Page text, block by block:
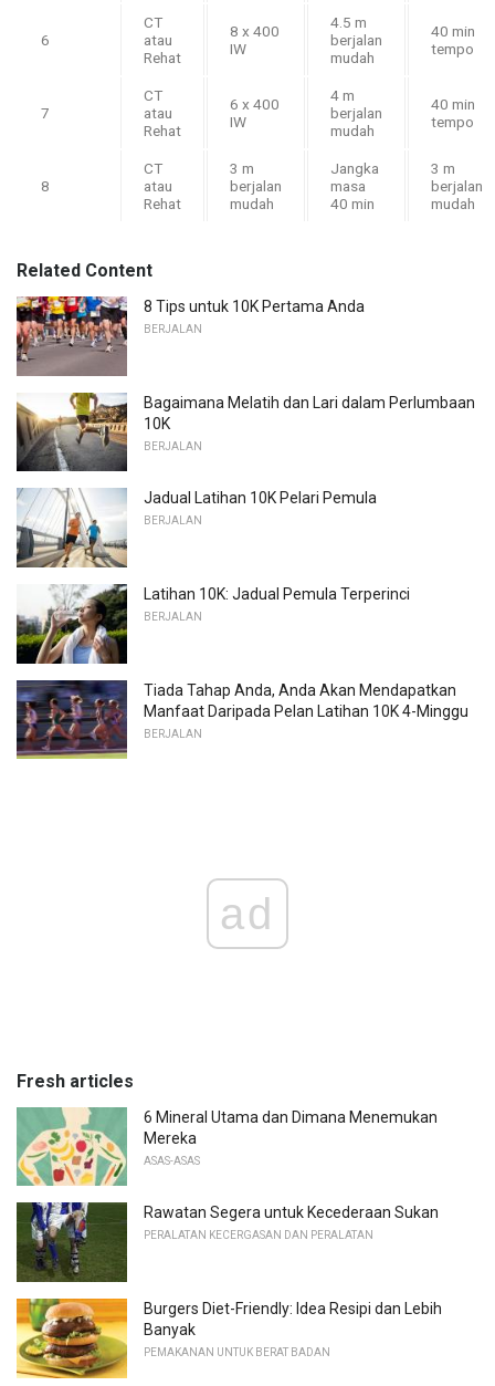
6
CT
atau
Rehat
8 x 400
IW
4.5 m
berjalan
mudah
40 min
tempo
7
CT
atau
Rehat
6 x 400
IW
4 m
berjalan
mudah
40 min
tempo
8
CT
atau
Rehat
3 m
berjalan
mudah
Jangka
masa
40 min
3 m
berjalan
mudah
Related Content
8 Tips untuk 10K Pertama Anda
BERJALAN
Bagaimana Melatih dan Lari dalam Perlumbaan
10K
BERJALAN
Jadual Latihan 10K Pelari Pemula
BERJALAN
Latihan 10K: Jadual Pemula Terperinci
BERJALAN
Tiada Tahap Anda, Anda Akan Mendapatkan
Manfaat Daripada Pelan Latihan 10K 4-Minggu
BERJALAN
ad
Fresh articles
6 Mineral Utama dan Dimana Menemukan
Mereka
ASAS-ASAS
Rawatan Segera untuk Kecederaan Sukan
PERALATAN KECERGASAN DAN PERALATAN
Burgers Diet-Friendly: Idea Resipi dan Lebih
Banyak
PEMAKANAN UNTUK BERAT BADAN